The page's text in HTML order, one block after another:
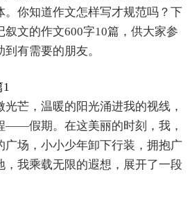
。你知道作文怎样写才规范吗？下
文的作文600字10篇，供大家参
有需要的朋友。
光芒，温暖的阳光涌进我的视线，
——假期。在这美丽的时刻，我，
广场，小小少年卸下行装，拥抱广
，我乘载无限的遐想，展开了一段